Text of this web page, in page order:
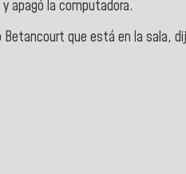
apagó la computadora.
Betancourt que está en la sala,